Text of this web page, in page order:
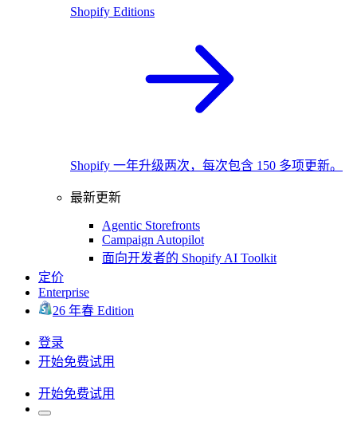
Shopify Editions
Shopify 一年升级两次，每次包含 150 多项更新。
最新更新
Agentic Storefronts
Campaign Autopilot
面向开发者的 Shopify AI Toolkit
定价
Enterprise
26 年春 Edition
登录
开始免费试用
开始免费试用